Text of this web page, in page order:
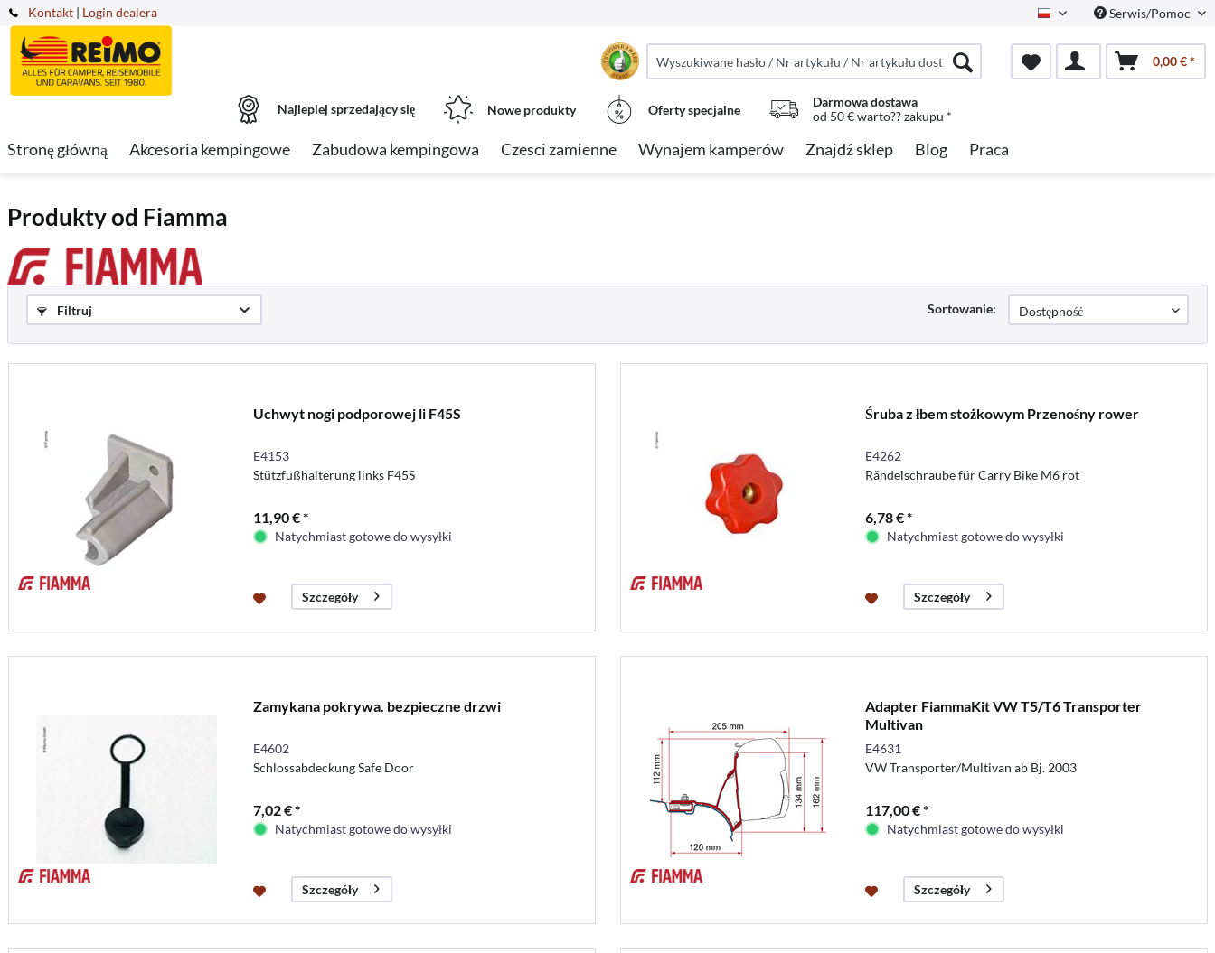
Kontakt Polish Serwis/Pomoc
| Login dealera
0,00 € *
Najlepiej sprzedający się Nowe produkty Oferty specjalne
Darmowa dostawa
od 50 € warto?? zakupu *
Stronę główną Akcesoria kempingowe Zabudowa kempingowa Czesci zamienne Wynajem kamperów Znajdź sklep Blog Praca
Produkty od Fiamma
Filtruj Sortowanie:
Uchwyt nogi podporowej li F45S
E4153
Stützfußhalterung links F45S
11,90 € *
Natychmiast gotowe do wysyłki
Szczegóły
Śruba z łbem stożkowym Przenośny rower
E4262
Rändelschraube für Carry Bike M6 rot
6,78 € *
Natychmiast gotowe do wysyłki
Szczegóły
Zamykana pokrywa. bezpieczne drzwi
E4602
Schlossabdeckung Safe Door
7,02 € *
Natychmiast gotowe do wysyłki
Szczegóły
Adapter FiammaKit VW T5/T6 Transporter
Multivan
E4631
VW Transporter/Multivan ab Bj. 2003
117,00 € *
Natychmiast gotowe do wysyłki
Szczegóły